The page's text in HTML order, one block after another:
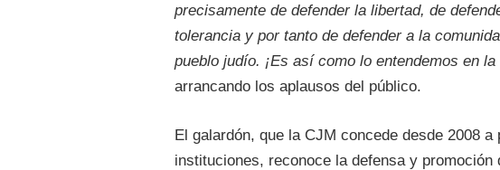
precisamente de defender la libertad, de
tolerancia y por tanto de defender a la
pueblo judío. ¡Es así como lo entendemos en
arrancando los aplausos del público.
El galardón, que la CJM concede desde 2008
instituciones, reconoce la defensa y